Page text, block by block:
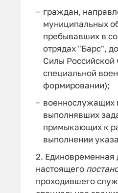
граждан,
муниципальных
пребывавших в
отрядах "Барс",
Силы Российской
специальной
формировании);
военнослужащих
выполнявших
примыкающих к
выполнении
2. Единовременная
настоящего
проходившего